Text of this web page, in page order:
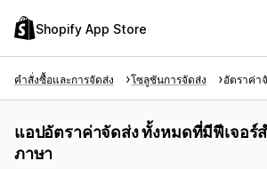
Shopify App Store
คำสั่งซื้อและการจัดส่ง โซลูชันการจัดส่ง อัตราค่า
แอปอัตราค่าจัดส่ง ทั้งหมดที่มีฟีเจอร์
ภาษา